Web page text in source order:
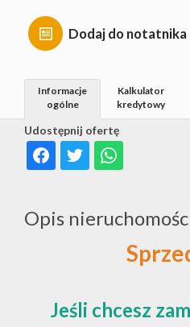
Dodaj do notatnika
Udostępnij ofertę
Informacje
ogólne
Kalkulator
kredytowy
Opis
Jeśli chcesz